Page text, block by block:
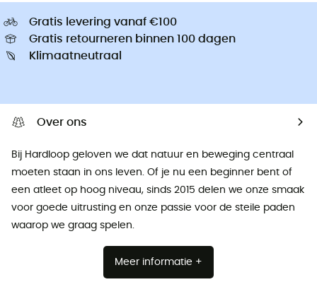
Gratis levering vanaf €100
Gratis retourneren binnen 100 dagen
Klimaatneutraal
Over ons
Bij Hardloop geloven we dat natuur en beweging centraal
moeten staan ​​in ons leven. Of je nu een beginner bent of
een atleet op hoog niveau, sinds 2015 delen we onze smaak
voor goede uitrusting en onze passie voor de steile paden
waarop we graag spelen.
Meer informatie +